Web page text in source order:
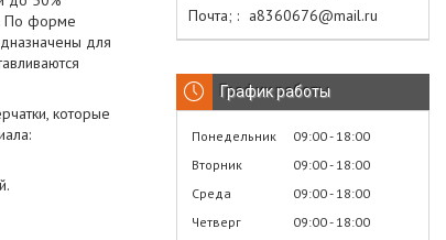
По форме
для
которые
Почта;
а8360676@mail.ru
График работы
Понедельник 09:00 18:00
Вторник
09:00 18:00
Среда
09:00 18:00
Четверг
09:00 18:00